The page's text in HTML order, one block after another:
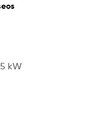
kW